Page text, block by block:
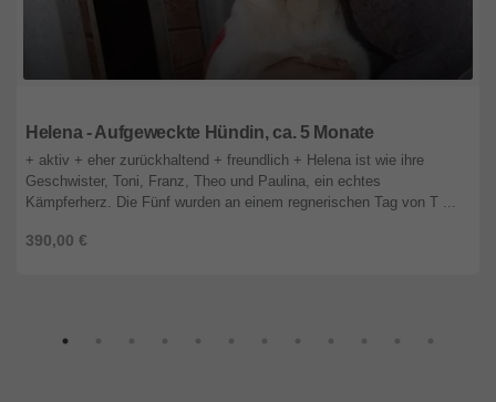
Helena - Aufgeweckte Hündin, ca. 5 Monate
390,00 €
+ aktiv + eher zurückhaltend + freundlich + Helena ist wie ihre
Geschwister, Toni, Franz, Theo und Paulina, ein echtes
Kämpferherz. Die Fünf wurden an einem regnerischen Tag von T ...